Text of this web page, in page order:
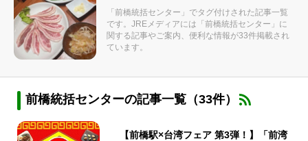
「前橋統括センター」でタグ付けされた記事一覧
です。JREメディアには「前橋統括センター」に
関する記事やご案内、便利な情報が33件掲載され
ています。
前橋統括センターの記事一覧（33件）
【前橋駅×台湾フェア 第3弾！】「前湾